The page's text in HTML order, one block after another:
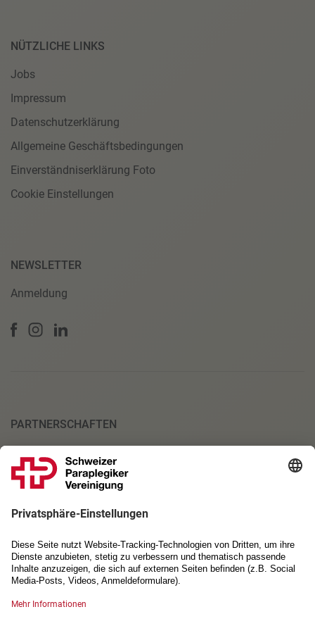
NÜTZLICHE LINKS
Jobs
Impressum
Datenschutzerklärung
Allgemeine Geschäftsbedingungen
Einverständniserklärung Foto
Cookie Einstellungen
NEWSLETTER
Anmeldung
PARTNERSCHAFTEN